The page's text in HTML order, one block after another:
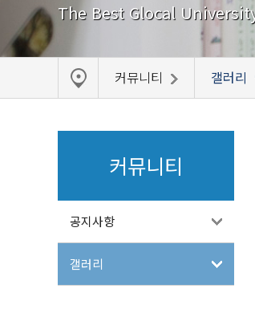
The Best Glocal
커뮤니티 갤러리
커뮤니티
공지사항
갤러리